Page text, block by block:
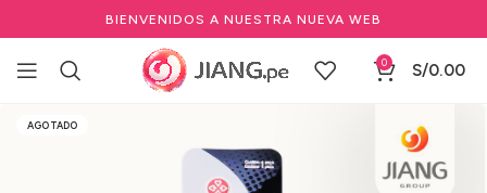
BIENVENIDOS A NUESTRA NUEVA WEB
0 S/0.00
Inicio Manicure y Pedicure
Otras Herramientas de manicure
AGOTADO